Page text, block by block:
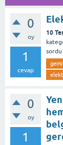
0
oy
1
cevap
10
sordu
0
oy
1